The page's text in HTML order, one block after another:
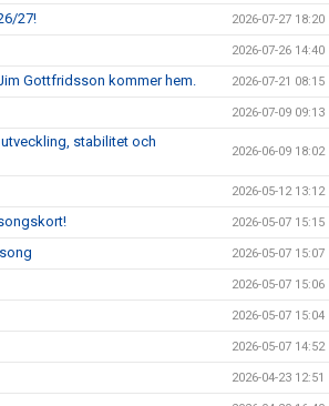
27! 2026-07-27 18:20
2026-07-26 14:40
Gottfridsson kommer hem. 2026-07-21 08:15
2026-07-09 09:13
stabilitet och
2026-06-09 18:02
2026-05-12 13:12
2026-05-07 15:15
2026-05-07 15:07
2026-05-07 15:06
2026-05-07 15:04
2026-05-07 14:52
2026-04-23 12:51